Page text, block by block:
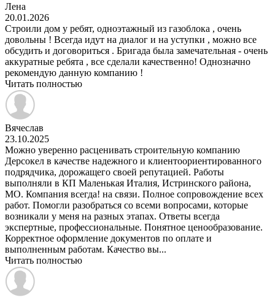
Лена
20.01.2026
Строили дом у ребят, одноэтажный из газоблока , очень
довольны ! Всегда идут на диалог и на уступки , можно все
обсудить и договориться . Бригада была замечательная - очень
аккуратные ребята , все сделали качественно! Однозначно
рекомендую данную компанию !
Читать полностью
Вячеслав
23.10.2025
Можно уверенно расценивать строительную компанию
Дерсокел в качестве надежного и клиентоориентированного
подрядчика, дорожащего своей репутацией. Работы
выполняли в КП Маленькая Италия, Истринского района,
МО. Компания всегда! на связи. Полное сопровождение всех
работ. Помогли разобраться со всеми вопросами, которые
возникали у меня на разных этапах. Ответы всегда
экспертные, профессиональные. Понятное ценообразование.
Корректное оформление документов по оплате и
выполненным работам. Качество вы...
Читать полностью